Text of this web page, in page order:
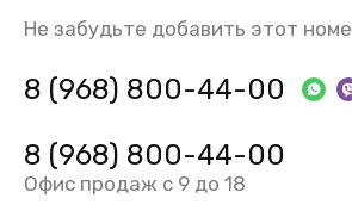
Не забудьте добавить этот
8 (968) 800-44-00
8 (968) 800-44-00
Офис продаж с 9 до 18